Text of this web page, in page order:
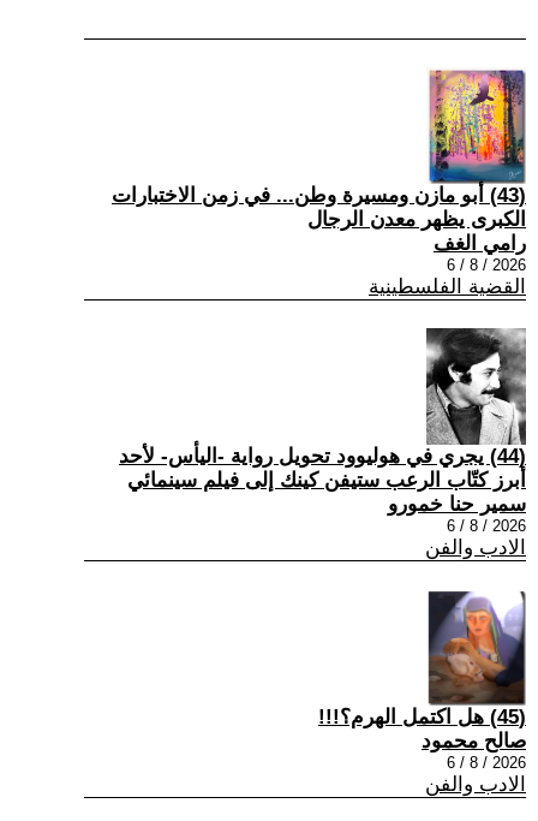
(43) أبو مازن ومسيرة وطن... في زمن الاختبارات
الكبرى يظهر معدن الرجال
رامي الغف
2026 / 8 / 6
القضية الفلسطينية
(44) يجري في هوليوود تحويل رواية -اليأس- لأحد
أبرز كتّاب الرعب ستيفن كينك إلى فيلم سينمائي
سمير حنا خمورو
2026 / 8 / 6
الادب والفن
(45) هل اكتمل الهرم؟!!!
صالح محمود
2026 / 8 / 6
الادب والفن